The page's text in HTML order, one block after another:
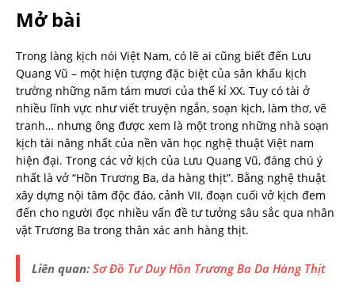
Mở bài
Trong làng kịch nói Việt Nam, có lẽ ai cũng biết đến Lưu
Quang Vũ – một hiện tượng đặc biệt của sân khấu kịch
trường những năm tám mươi của thế kỉ XX. Tuy có tài ở
nhiều lĩnh vực như viết truyện ngắn, soạn kịch, làm thơ, vẽ
tranh… nhưng ông được xem là một trong những nhà soạn
kịch tài năng nhất của nền văn học nghệ thuật Việt nam
hiện đại. Trong các vở kịch của Lưu Quang Vũ, đáng chú ý
nhất là vở “Hồn Trương Ba, da hàng thịt”. Bằng nghệ thuật
xây dựng nội tâm độc đáo, cảnh VII, đoạn cuối vở kịch đem
đến cho người đọc nhiều vấn đề tư tưởng sâu sắc qua nhân
vật Trương Ba trong thân xác anh hàng thịt.
Liên quan: Sơ Đồ Tư Duy Hồn Trương Ba Da Hàng Thịt